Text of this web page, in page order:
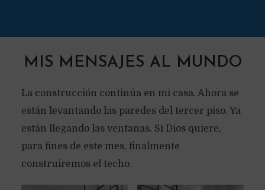
MIS MENSAJES AL MUNDO
La construcción continúa en mi casa. Ahora se
están levantando las paredes del tercer piso. Ya
están llegando las ventanas. Si Dios quiere,
para fines de este mes, finalmente
construiremos el techo.